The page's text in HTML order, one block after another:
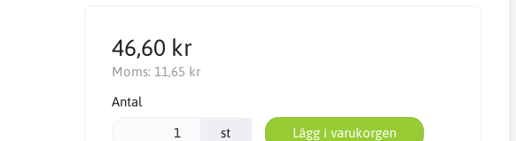
46,60 kr
Moms: 11,65 kr
Antal
st Lägg i varukorgen